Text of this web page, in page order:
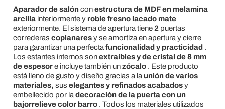
Aparador de salón conestructura de MDF en melamina
arcillainteriormente y roble fresno lacado mate
exteriormente. El sistema de apertura tiene 2puertas
correderas coplanaresy se amortiza en apertura y cierre
para garantizar una perfecta funcionalidad y practicidad .
Los estantes internos sonextraíbles y de cristal de 8 mm
de espesore incluye también unzócalo. Este producto
está lleno de gusto y diseño gracias a la unión de varios
materiales, sus elegantes y refinados acabadosy
embellecido por la decoración de la puerta con un
bajorrelieve color barro. Todos los materiales utilizados